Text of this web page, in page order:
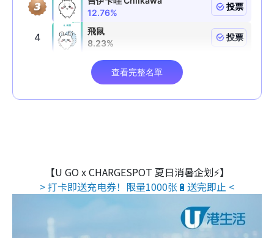
【U GO x CHARGESPOT 夏日消暑企划⚡】
> 打卡即送充电券！限量1000张🔋送完即止 <